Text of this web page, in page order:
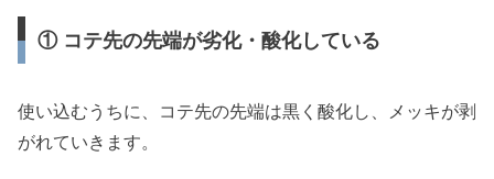
① コテ先の先端が劣化・酸化している
使い込むうちに、コテ先の先端は黒く酸化し、メッキが剥
がれていきます。